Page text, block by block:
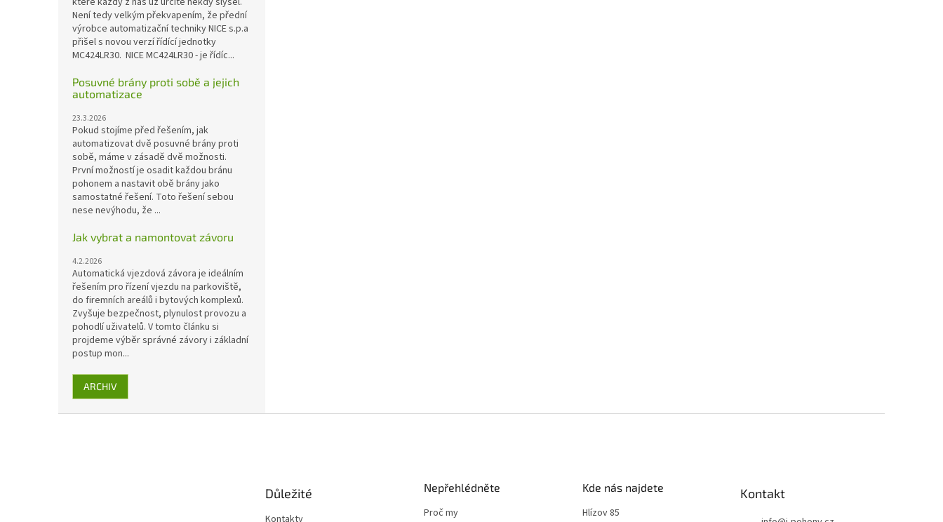
Není tedy velkým překvapením, že přední
výrobce automatizační techniky NICE s.p.a
přišel s novou verzí řídící jednotky
MC424LR30. NICE MC424LR30 - je řídíc...
Posuvné brány proti sobě a jejich
automatizace
23.3.2026
Pokud stojíme před řešením, jak
automatizovat dvě posuvné brány proti
sobě, máme v zásadě dvě možnosti.
První možností je osadit každou bránu
pohonem a nastavit obě brány jako
samostatné řešení. Toto řešení sebou
nese nevýhodu, že ...
Jak vybrat a namontovat závoru
4.2.2026
Automatická vjezdová závora je ideálním
řešením pro řízení vjezdu na parkoviště,
do firemních areálů i bytových komplexů.
Zvyšuje bezpečnost, plynulost provozu a
pohodlí uživatelů. V tomto článku si
projdeme výběr správné závory i základní
postup mon...
ARCHIV
Důležité
Kontakty
Nepřehlédněte
Proč my
Kde nás najdete
Hlízov 85
Kontakt